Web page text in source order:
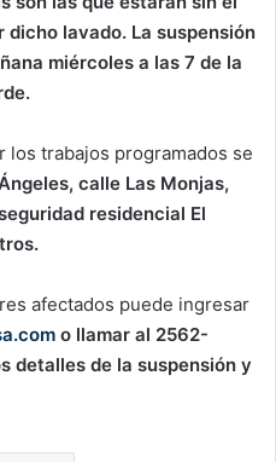
lavado. La suspensión
miércoles a las 7 de la
los trabajos programados se
calle Las Monjas,
residencial El
afectados puede ingresar
o llamar al 2562-
detalles de la suspensión y